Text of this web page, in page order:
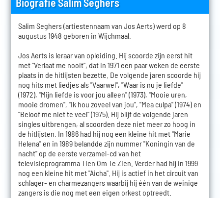
Salim Seghers (artiestennaam van Jos Aerts) werd op 8
augustus 1948 geboren in Wijchmaal.
Jos Aerts is leraar van opleiding. Hij scoorde zijn eerst hit
met "Verlaat me nooit", dat in 1971 een paar weken de eerste
plaats in de hitlijsten bezette. De volgende jaren scoorde hij
nog hits met liedjes als "Vaarwel", "Waar is nu je liefde"
(1972), "Mijn liefde is voor jou alleen" (1973), "Mooie uren,
mooie dromen", "Ik hou zoveel van jou", "Mea culpa" (1974) en
"Beloof me niet te veel" (1975). Hij blijf de volgende jaren
singles uitbrengen, al scoorden deze niet meer zo hoog in
de hitlijsten. In 1986 had hij nog een kleine hit met "Marie
Helena" en in 1989 belandde zijn nummer "Koningin van de
nacht" op de eerste verzamel-cd van het
televisieprogramma Tien Om Te Zien. Verder had hij in 1999
nog een kleine hit met "Aicha". Hij is actief in het circuit van
schlager- en charmezangers waarbij hij één van de weinige
zangers is die nog met een eigen orkest optreedt.